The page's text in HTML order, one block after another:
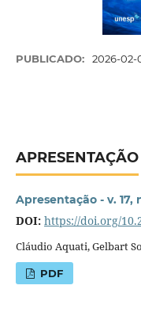
PUBLICADO: 2026-02-
APRESENTAÇÃO
Apresentação - v. 17,
DOI: https://doi.org/
Cláudio Aquati, Gelbart
PDF